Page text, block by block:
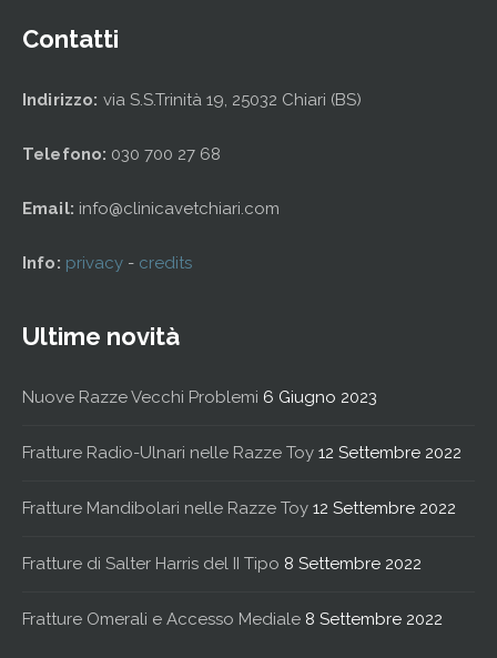
Contatti
Indirizzo: via S.S.Trinità 19, 25032 Chiari (BS)
Telefono: 030 700 27 68
Email: info@clinicavetchiari.com
Info: privacy - credits
Ultime novità
Nuove Razze Vecchi Problemi 6 Giugno 2023
Fratture Radio-Ulnari nelle Razze Toy 12 Settembre 2022
Fratture Mandibolari nelle Razze Toy 12 Settembre 2022
Fratture di Salter Harris del II Tipo 8 Settembre 2022
Fratture Omerali e Accesso Mediale 8 Settembre 2022